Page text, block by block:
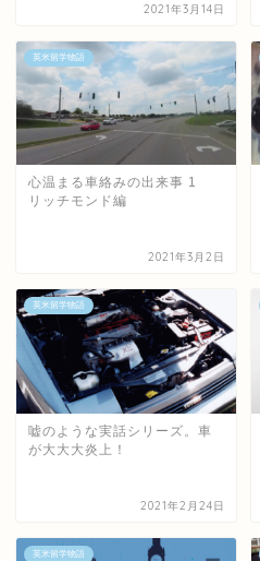
2021年3月14日
英米留学物語
心温まる車絡みの出来事 1
リッチモンド編
2021年3月2日
英米留学物語
嘘のような実話シリーズ。車
が大大大炎上！
2021年2月24日
英米留学物語